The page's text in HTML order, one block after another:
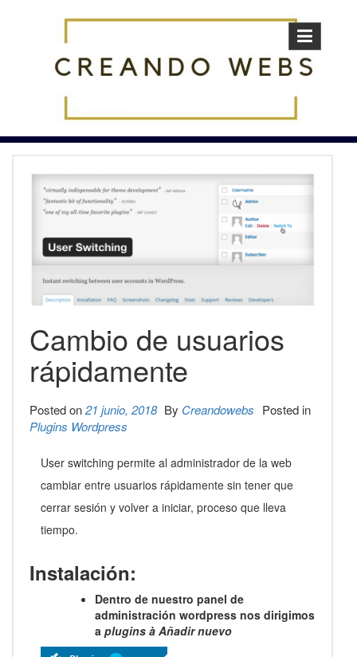
Cambio de usuarios
rápidamente
Posted on21 junio, 2018 By Creandowebs Posted in
Plugins Wordpress
User switching permite al administrador de la web
cambiar entre usuarios rápidamente sin tener que
cerrar sesión y volver a iniciar, proceso que lleva
tiempo.
Instalación:
Dentro de nuestro panel de
administración wordpress nos dirigimos
a plugins à Añadir nuevo